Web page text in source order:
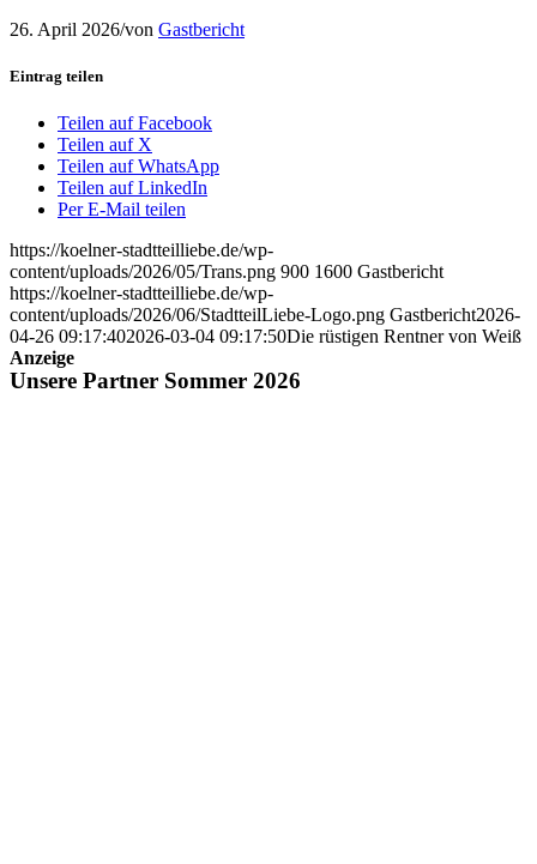
26. April 2026/von Gastbericht
Eintrag teilen
Teilen auf Facebook
Teilen auf X
Teilen auf WhatsApp
Teilen auf LinkedIn
Per E-Mail teilen
https://koelner-stadtteilliebe.de/wp-
content/uploads/2026/05/Trans.png 900 1600 Gastbericht
https://koelner-stadtteilliebe.de/wp-
content/uploads/2026/06/StadtteilLiebe-Logo.png Gastbericht2026-
04-26 09:17:402026-03-04 09:17:50Die rüstigen Rentner von Weiß
Anzeige
Unsere Partner Sommer 2026